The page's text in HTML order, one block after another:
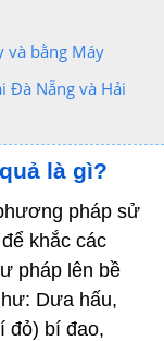
và bằng Máy
Đà Nẵng và Hải
là gì?
pháp sử
khắc các
pháp lên bề
Dưa hấu,
đỏ) bí đao,